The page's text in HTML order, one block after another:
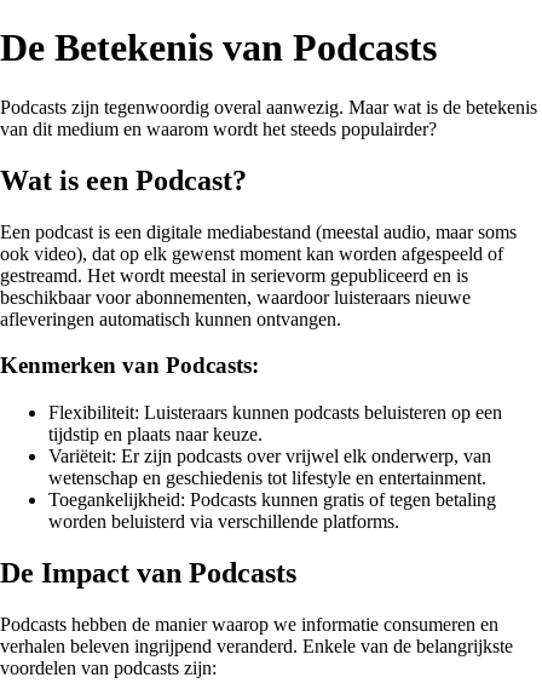
De Betekenis van Podcasts
Podcasts zijn tegenwoordig overal aanwezig. Maar wat is de betekenis
van dit medium en waarom wordt het steeds populairder?
Wat is een Podcast?
Een podcast is een digitale mediabestand (meestal audio, maar soms
ook video), dat op elk gewenst moment kan worden afgespeeld of
gestreamd. Het wordt meestal in serievorm gepubliceerd en is
beschikbaar voor abonnementen, waardoor luisteraars nieuwe
afleveringen automatisch kunnen ontvangen.
Kenmerken van Podcasts:
Flexibiliteit: Luisteraars kunnen podcasts beluisteren op een
tijdstip en plaats naar keuze.
Variëteit: Er zijn podcasts over vrijwel elk onderwerp, van
wetenschap en geschiedenis tot lifestyle en entertainment.
Toegankelijkheid: Podcasts kunnen gratis of tegen betaling
worden beluisterd via verschillende platforms.
De Impact van Podcasts
Podcasts hebben de manier waarop we informatie consumeren en
verhalen beleven ingrijpend veranderd. Enkele van de belangrijkste
voordelen van podcasts zijn: